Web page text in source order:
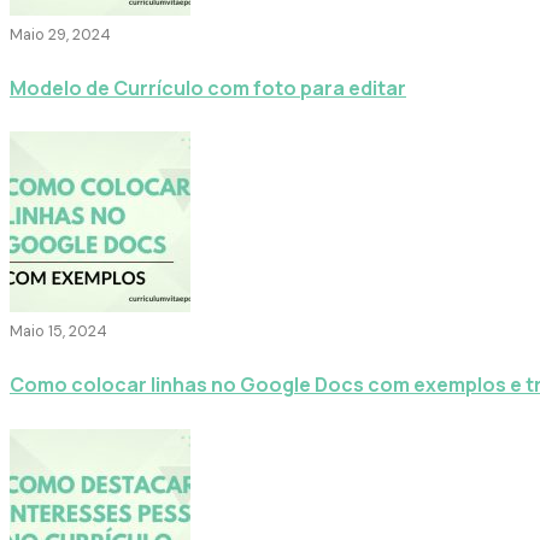
Maio 29, 2024
Modelo de Currículo com foto para editar
Maio 15, 2024
Como colocar linhas no Google Docs com exemplos e